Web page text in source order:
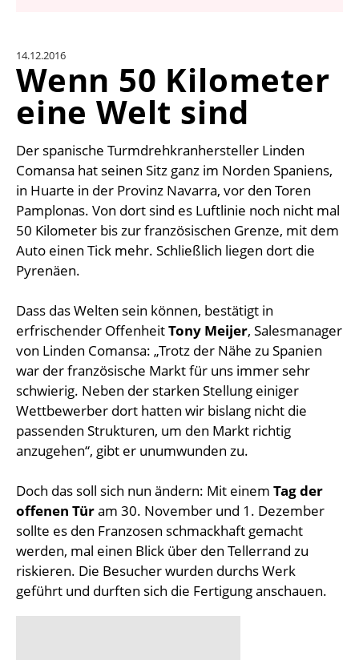
EINHEITENKONVERTER
KONTAKT
14.12.2016
Wenn 50 Kilometer
eine Welt sind
Der spanische Turmdrehkranhersteller Linden
Comansa hat seinen Sitz ganz im Norden Spaniens,
in Huarte in der Provinz Navarra, vor den Toren
Pamplonas. Von dort sind es Luftlinie noch nicht mal
50 Kilometer bis zur französischen Grenze, mit dem
Auto einen Tick mehr. Schließlich liegen dort die
Pyrenäen.
Dass das Welten sein können, bestätigt in
erfrischender OffenheitTony Meijer, Salesmanager
von Linden Comansa: „Trotz der Nähe zu Spanien
war der französische Markt für uns immer sehr
schwierig. Neben der starken Stellung einiger
Wettbewerber dort hatten wir bislang nicht die
passenden Strukturen, um den Markt richtig
anzugehen“, gibt er unumwunden zu.
Doch das soll sich nun ändern: Mit einem Tag der
offenen Türam 30. November und 1. Dezember
sollte es den Franzosen schmackhaft gemacht
werden, mal einen Blick über den Tellerrand zu
riskieren. Die Besucher wurden durchs Werk
geführt und durften sich die Fertigung anschauen.